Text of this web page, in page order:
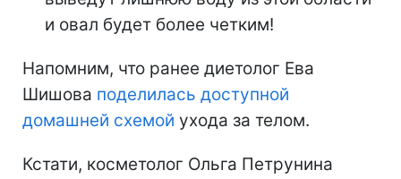
и овал будет более четким!
Напомним, что ранее диетолог Ева
Шишова поделилась доступной
домашней схемой ухода за телом.
Кстати, косметолог Ольга Петрунина